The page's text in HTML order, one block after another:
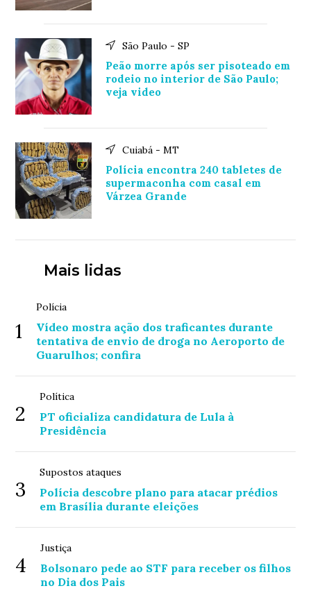
São Paulo - SP
Peão morre após ser pisoteado em
rodeio no interior de São Paulo;
veja video
Cuiabá - MT
Polícia encontra 240 tabletes de
supermaconha com casal em
Várzea Grande
Mais lidas
1
Polícia
Vídeo mostra ação dos traficantes durante
tentativa de envio de droga no Aeroporto de
Guarulhos; confira
2
Política
PT oficializa candidatura de Lula à
Presidência
3
Supostos ataques
Polícia descobre plano para atacar prédios
em Brasília durante eleições
4
Justiça
Bolsonaro pede ao STF para receber os filhos
no Dia dos Pais